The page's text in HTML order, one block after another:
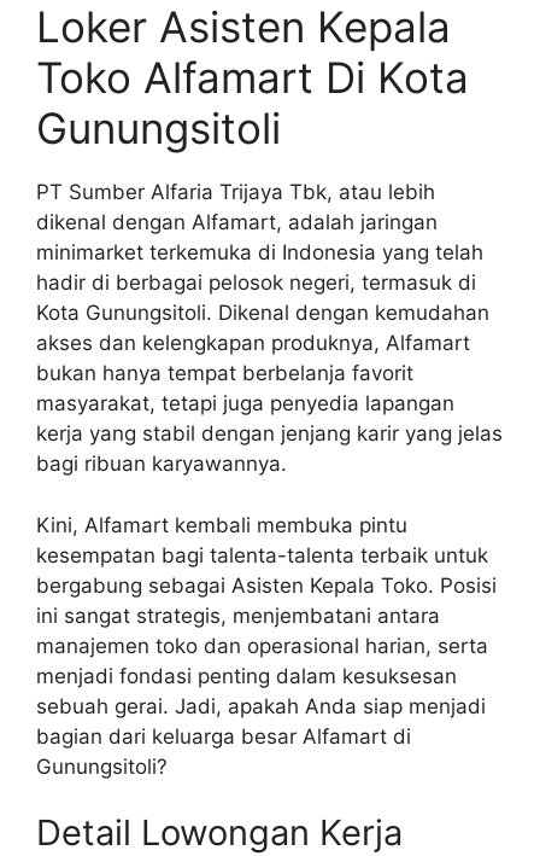
Loker Asisten Kepala
Toko Alfamart Di Kota
Gunungsitoli
PT Sumber Alfaria Trijaya Tbk, atau lebih
dikenal dengan Alfamart, adalah jaringan
minimarket terkemuka di Indonesia yang telah
hadir di berbagai pelosok negeri, termasuk di
Kota Gunungsitoli. Dikenal dengan kemudahan
akses dan kelengkapan produknya, Alfamart
bukan hanya tempat berbelanja favorit
masyarakat, tetapi juga penyedia lapangan
kerja yang stabil dengan jenjang karir yang jelas
bagi ribuan karyawannya.
Kini, Alfamart kembali membuka pintu
kesempatan bagi talenta-talenta terbaik untuk
bergabung sebagai Asisten Kepala Toko. Posisi
ini sangat strategis, menjembatani antara
manajemen toko dan operasional harian, serta
menjadi fondasi penting dalam kesuksesan
sebuah gerai. Jadi, apakah Anda siap menjadi
bagian dari keluarga besar Alfamart di
Gunungsitoli?
Detail Lowongan Kerja